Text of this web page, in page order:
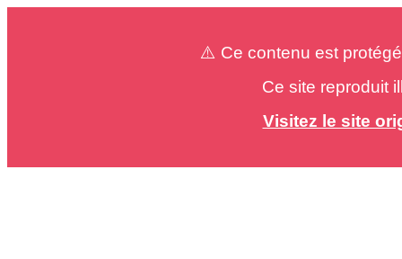
⚠️ Ce contenu est
Ce site reproduit
Visitez le site